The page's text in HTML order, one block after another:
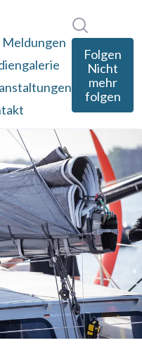
Meldungen
Folgen
Nicht
mehr
folgen